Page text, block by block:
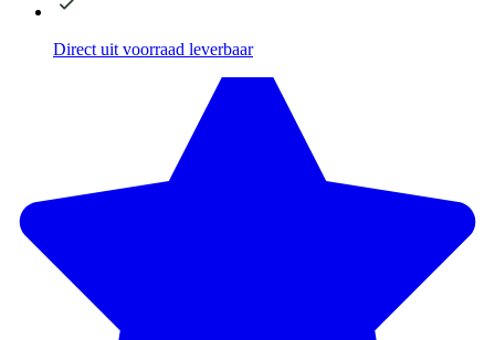
Direct uit voorraad leverbaar